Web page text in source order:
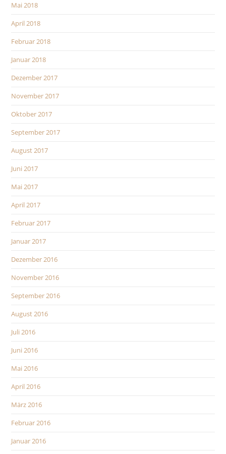
Mai 2018
April 2018
Februar 2018
Januar 2018
Dezember 2017
November 2017
Oktober 2017
September 2017
August 2017
Juni 2017
Mai 2017
April 2017
Februar 2017
Januar 2017
Dezember 2016
November 2016
September 2016
August 2016
Juli 2016
Juni 2016
Mai 2016
April 2016
März 2016
Februar 2016
Januar 2016